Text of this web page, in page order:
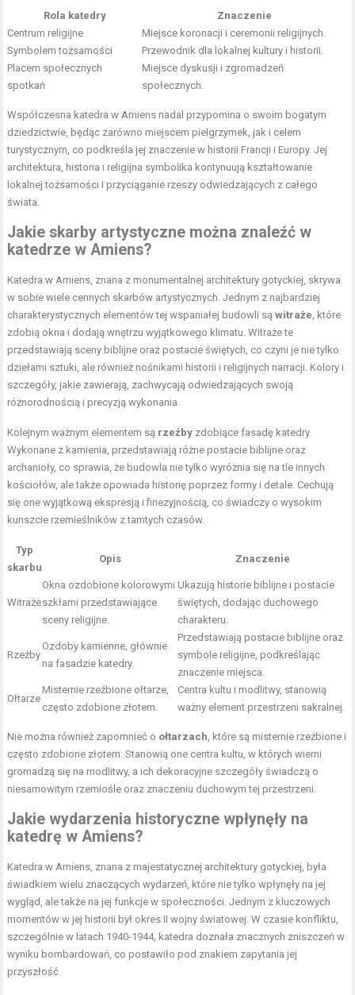
Rola katedry
Znaczenie
Centrum religijne
Miejsce koronacji i ceremonii religijnych.
Symbolem tożsamości
Przewodnik dla lokalnej kultury i historii.
Placem społecznych
spotkań
Miejsce dyskusji i zgromadzeń
społecznych.
Współczesna katedra w Amiens nadal przypomina o swoim bogatym
dziedzictwie, będąc zarówno miejscem pielgrzymek, jak i celem
turystycznym, co podkreśla jej znaczenie w historii Francji i Europy. Jej
architektura, historia i religijna symbolika kontynuują kształtowanie
lokalnej tożsamości i przyciąganie rzeszy odwiedzających z całego
świata.
Jakie skarby artystyczne można znaleźć w
katedrze w Amiens?
Katedra w Amiens, znana z monumentalnej architektury gotyckiej, skrywa
w sobie wiele cennych skarbów artystycznych. Jednym z najbardziej
charakterystycznych elementów tej wspaniałej budowli sąwitraże, które
zdobią okna i dodają wnętrzu wyjątkowego klimatu. Witraże te
przedstawiają sceny biblijne oraz postacie świętych, co czyni je nie tylko
dziełami sztuki, ale również nośnikami historii i religijnych narracji. Kolory i
szczegóły, jakie zawierają, zachwycają odwiedzających swoją
różnorodnością i precyzją wykonania.
Kolejnym ważnym elementem są rzeźby zdobiące fasadę katedry.
Wykonane z kamienia, przedstawiają różne postacie biblijne oraz
archanioły, co sprawia, że budowla nie tylko wyróżnia się na tle innych
kościołów, ale także opowiada historię poprzez formy i detale. Cechują
się one wyjątkową ekspresją i finezyjnością, co świadczy o wysokim
kunszcie rzemieślników z tamtych czasów.
Typ
skarbu
Opis Znaczenie
Witraże
Okna ozdobione kolorowymi
szkłami przedstawiające
sceny religijne.
Ukazują historie biblijne i postacie
świętych, dodając duchowego
charakteru.
Rzeźby
Ozdoby kamienne, głównie
na fasadzie katedry.
Przedstawiają postacie biblijne oraz
symbole religijne, podkreślając
znaczenie miejsca.
Ołtarze
Misternie rzeźbione ołtarze,
często zdobione złotem.
Centra kultu i modlitwy, stanowią
ważny element przestrzeni sakralnej.
Nie można również zapomnieć o ołtarzach, które są misternie rzeźbione i
często zdobione złotem. Stanowią one centra kultu, w których wierni
gromadzą się na modlitwy, a ich dekoracyjne szczegóły świadczą o
niesamowitym rzemiośle oraz znaczeniu duchowym tej przestrzeni.
Jakie wydarzenia historyczne wpłynęły na
katedrę w Amiens?
Katedra w Amiens, znana z majestatycznej architektury gotyckiej, była
świadkiem wielu znaczących wydarzeń, które nie tylko wpłynęły na jej
wygląd, ale także na jej funkcje w społeczności. Jednym z kluczowych
momentów w jej historii był okres II wojny światowej. W czasie konfliktu,
szczególnie w latach 1940-1944, katedra doznała znacznych zniszczeń w
wyniku bombardowań, co postawiło pod znakiem zapytania jej
przyszłość.